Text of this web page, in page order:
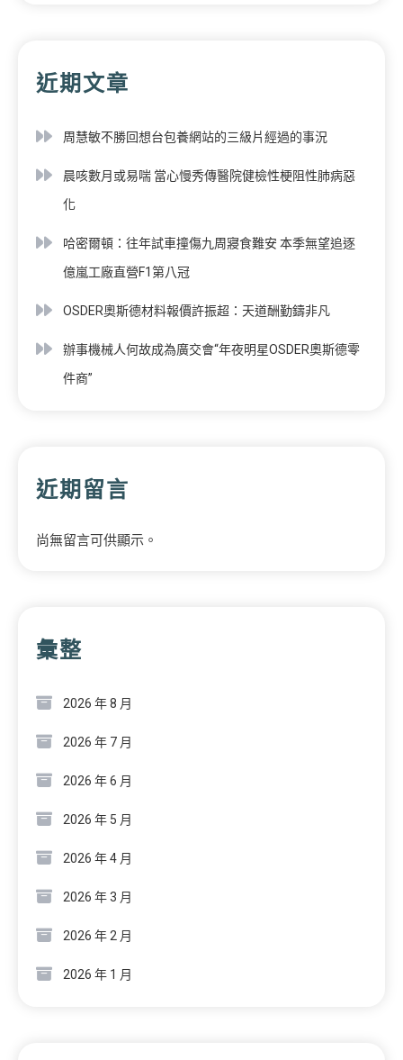
近期文章
周慧敏不勝回想台包養網站的三級片經過的事況
晨咳數月或易喘 當心慢秀傳醫院健檢性梗阻性肺病惡
化
哈密爾頓：往年試車撞傷九周寢食難安 本季無望追逐
億嵐工廠直營F1第八冠
OSDER奧斯德材料報價許振超：天道酬勤鑄非凡
辦事機械人何故成為廣交會“年夜明星OSDER奧斯德零
件商”
近期留言
尚無留言可供顯示。
彙整
2026 年 8 月
2026 年 7 月
2026 年 6 月
2026 年 5 月
2026 年 4 月
2026 年 3 月
2026 年 2 月
2026 年 1 月